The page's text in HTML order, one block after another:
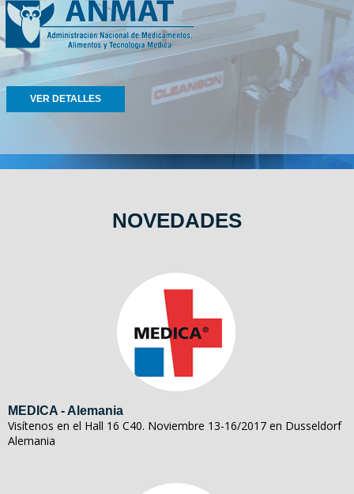
VER DETALLES
NOVEDADES
MEDICA - Alemania
Visítenos en el Hall 16 C40. Noviembre 13-16/2017 en Dusseldorf
Alemania